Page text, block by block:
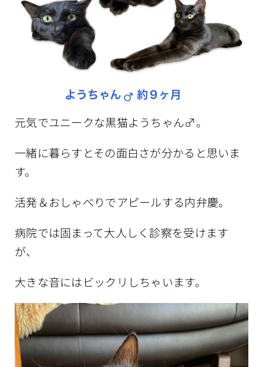
元気でユニークな黒猫ようちゃん♂。
一緒に暮らすとその面白さが分かると思いま
す。
活発＆おしゃべりでアピールする内弁慶。
病院では固まって大人しく診察を受けます
が、
大きな音にはビックリしちゃいます。